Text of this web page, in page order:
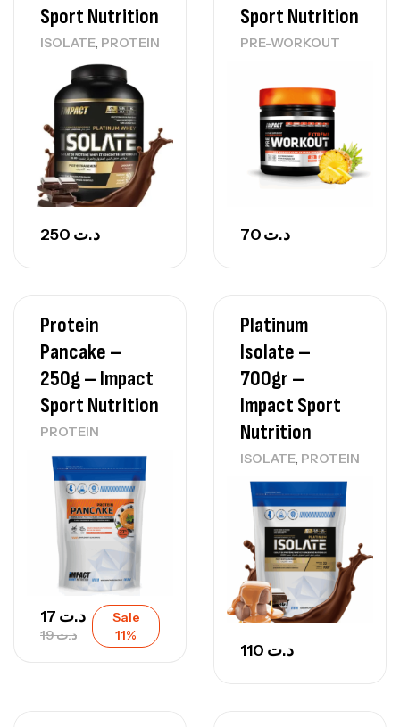
Sport Nutrition
ISOLATE, PROTEIN
د.ت
Sport Nutrition
PRE-WORKOUT
د.ت
Protein
Pancake –
250g – Impact
Sport Nutrition
PROTEIN
د.ت19
د.ت
Sale
11%
Platinum
Isolate –
700gr –
Impact Sport
Nutrition
ISOLATE, PROTEIN
د.ت